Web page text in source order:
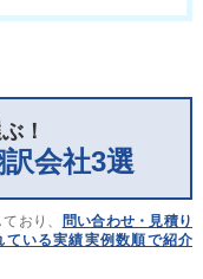
！
会社3選
おり、
問い合わせ・見積り
いる実績実例数順で紹介